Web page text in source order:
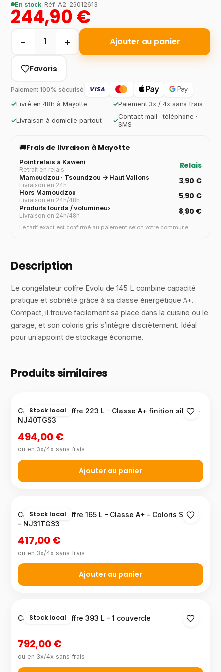
En stock |Réf.A2_26012613
244,90 €
− 1 + Ajouter au panier
Favoris
Paiement 100% sécurisé VISA
✓Livré en 48h à Mayotte ✓Paiement 3x / 4x sans frais
✓Livraison à domicile partout ✓Contact mail · téléphone ·
SMS
🚚Frais de livraison à Mayotte
Point relais à Kawéni
Retrait en relais Relais
Mamoudzou · Tsoundzou → Haut Vallons
Livraison en 24h 3,90 €
Hors Mamoudzou
Livraison en 24h/48h 5,90 €
Produits lourds / volumineux
Livraison en 24h/48h 8,90 €
Le tarif exact est confirmé au paiement selon votre commune.
Description
Le congélateur coffre Evolu de 145 L combine capacité
pratique et sobriété grâce à sa classe énergétique A+.
Compact, il trouve facilement sa place dans la cuisine ou le
garage, et son coloris gris s’intègre discrètement. Idéal
pour un appoint de stockage économe.
Produits similaires
Stock local
Congélateur coffre 223 L – Classe A+ finition silver –
NJ40TGS3
494,00 €
ou en 3x/4x sans frais
Ajouter au panier
Stock local
Congélateur coffre 165 L – Classe A+ – Coloris Silver
– NJ31TGS3
417,00 €
ou en 3x/4x sans frais
Ajouter au panier
Stock local
Congélateur coffre 393 L – 1 couvercle
792,00 €
ou en 3x/4x sans frais